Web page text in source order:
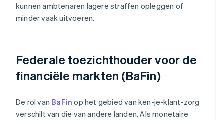
kunnen ambtenaren lagere straffen opleggen of
minder vaak uitvoeren.
Federale toezichthouder voor de
financiële markten (BaFin)
De rol van BaFin op het gebied van ken-je-klant-zorg
verschilt van die van andere landen. Als monetaire